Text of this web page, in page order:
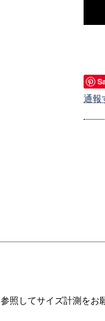
通報
照してサイズ計測をお